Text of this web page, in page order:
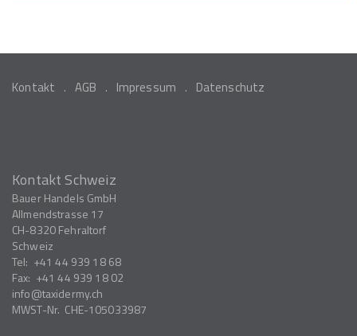
Kontakt AGB Impressum Datenschutz
Kontakt Schweiz
Bauer Handels GmbH
Allmendstrasse 17
CH-8320Fehraltorf
Schweiz
Tel: +41 44 939 18 68
Fax: +41 44 939 18 02
info
taxidermy.ch
MWST-Nr. CHE-105033987